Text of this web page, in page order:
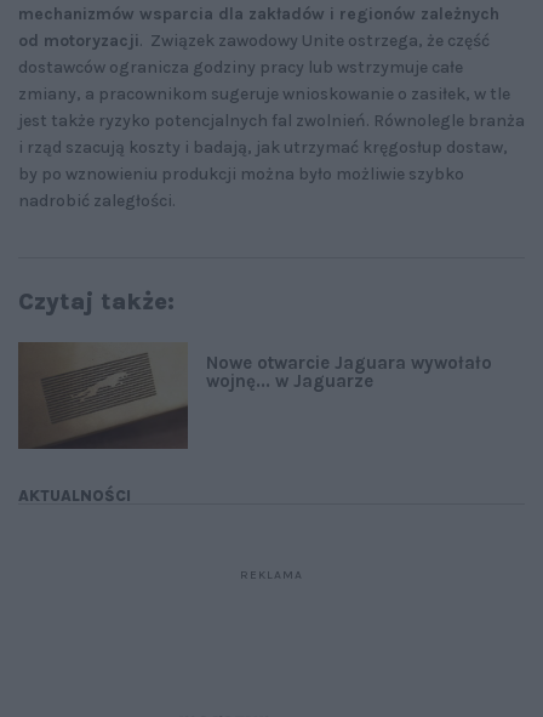
mechanizmów wsparcia dla zakładów i regionów zależnych
od motoryzacji. Związek zawodowy Unite ostrzega, że część
dostawców ogranicza godziny pracy lub wstrzymuje całe
zmiany, a pracownikom sugeruje wnioskowanie o zasiłek, w tle
jest także ryzyko potencjalnych fal zwolnień. Równolegle branża
i rząd szacują koszty i badają, jak utrzymać kręgosłup dostaw,
by po wznowieniu produkcji można było możliwie szybko
nadrobić zaległości.
Czytaj także:
AKTUALNOŚCI
Nowe otwarcie Jaguara wywołało
wojnę... w Jaguarze